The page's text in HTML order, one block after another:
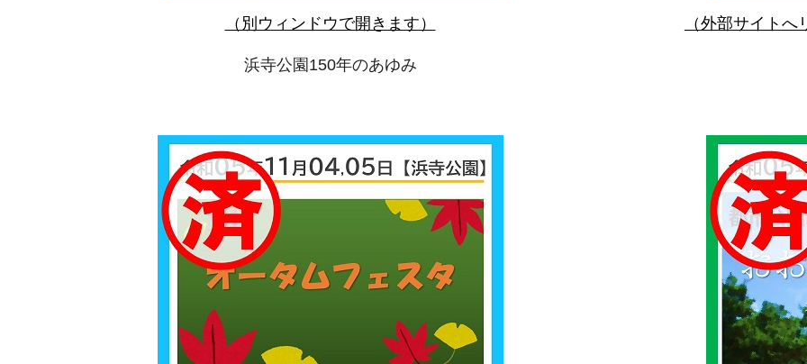
（別ウィンドウで開きます）
浜寺公園150年のあゆみ
（外部サイト